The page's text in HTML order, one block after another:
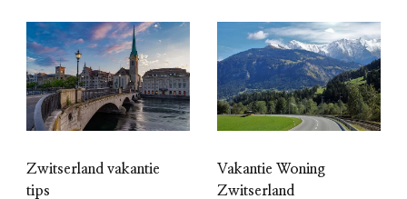
Zwitserland vakantie
tips
Vakantie Woning
Zwitserland